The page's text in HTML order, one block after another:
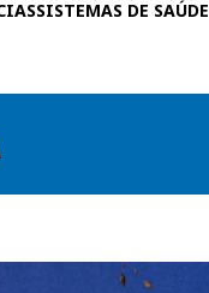
SISTEMAS DE SAÚDE